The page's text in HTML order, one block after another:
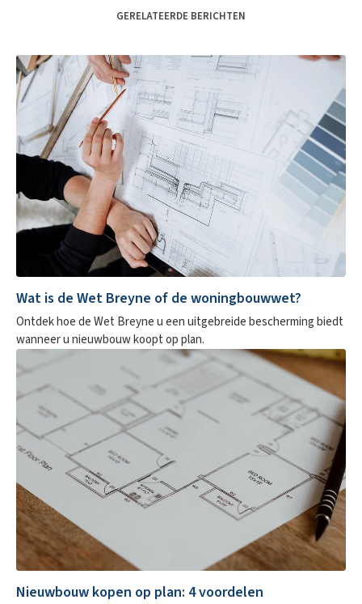
GERELATEERDE BERICHTEN
Wat is de Wet Breyne of de woningbouwwet?
Ontdek hoe de Wet Breyne u een uitgebreide bescherming biedt
wanneer u nieuwbouw koopt op plan.
Nieuwbouw kopen op plan: 4 voordelen